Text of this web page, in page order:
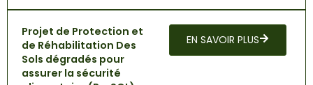
Projet de Protection et
de Réhabilitation Des
Sols dégradés pour
assurer la sécurité
EN SAVOIR PLUS